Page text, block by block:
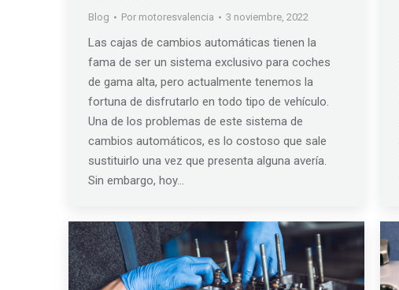
Blog Por motoresvalencia 3 noviembre, 2022
Las cajas de cambios automáticas tienen la
fama de ser un sistema exclusivo para coches
de gama alta, pero actualmente tenemos la
fortuna de disfrutarlo en todo tipo de vehículo.
Una de los problemas de este sistema de
cambios automáticos, es lo costoso que sale
sustituirlo una vez que presenta alguna avería.
Sin embargo, hoy…